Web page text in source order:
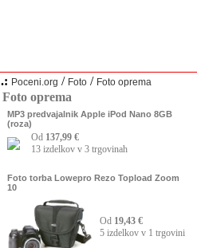
.: Poceni.org / Foto / Foto oprema
Foto oprema
MP3 predvajalnik Apple iPod Nano 8GB
(roza)
Od 137,99 €
13 izdelkov v 3 trgovinah
Foto torba Lowepro Rezo Topload Zoom
10
Od 19,43 €
5 izdelkov v 1 trgovini